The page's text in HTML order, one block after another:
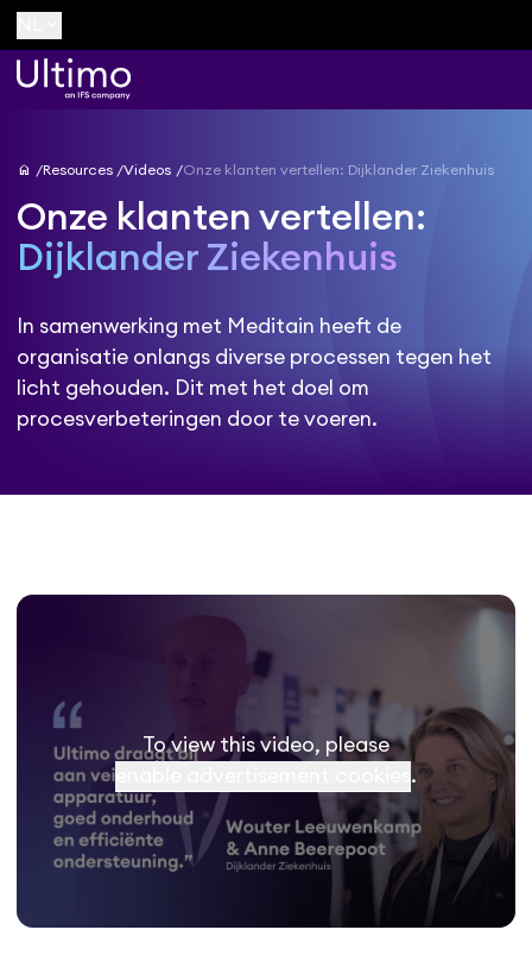
home Resources Videos Onze klanten vertellen: Dijklander Ziekenhuis
Onze klanten vertellen:
Dijklander Ziekenhuis
In samenwerking met Meditain heeft de
organisatie onlangs diverse processen tegen het
licht gehouden. Dit met het doel om
procesverbeteringen door te voeren.
To view this video, please
enable advertisement cookies .